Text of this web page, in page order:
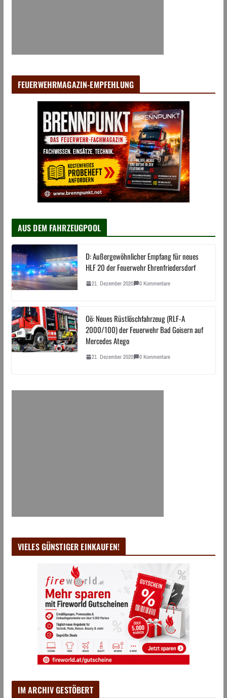
FEUERWEHRMAGAZIN-EMPFEHLUNG
AUS DEM FAHRZEUGPOOL
D: Außergewöhnlicher Empfang für neues
HLF 20 der Feuerwehr Ehrenfriedersdorf
21. Dezember 2020 0 Kommentare
Oö: Neues Rüstlöschfahrzeug (RLF-A
2000/100) der Feuerwehr Bad Goisern auf
Mercedes Atego
21. Dezember 2020 0 Kommentare
VIELES GÜNSTIGER EINKAUFEN!
IM ARCHIV GESTÖBERT